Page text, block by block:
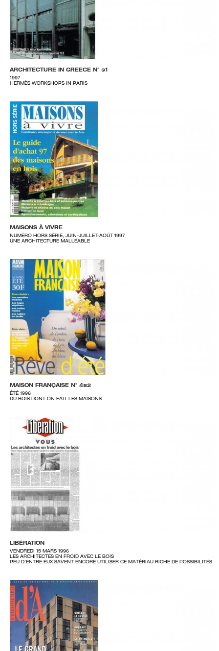
ARCHITECTURE IN GREECE N° 31
1997
HERMÈS WORKSHOPS IN PARIS
MAISONS À VIVRE
NUMÉRO HORS SÉRIE, JUIN-JUILLET-AOÛT 1997
UNE ARCHITECTURE MALLÉABLE
MAISON FRANÇAISE N° 482
ÉTÉ 1996
DU BOIS DONT ON FAIT LES MAISONS
LIBÉRATION
VENDREDI 15 MARS 1996
LES ARCHITECTES EN FROID AVEC LE BOIS
PEU D’ENTRE EUX SAVENT ENCORE UTILISER CE MATÉRIAU RICHE DE POSSIBILITÉS